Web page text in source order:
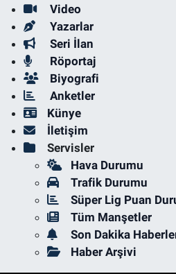
Video
Yazarlar
Seri İlan
Röportaj
Biyografi
Anketler
Künye
İletişim
Servisler
Hava Durumu
Trafik Durumu
Süper Lig Puan
Tüm Manşetler
Son Dakika
Haber Arşivi